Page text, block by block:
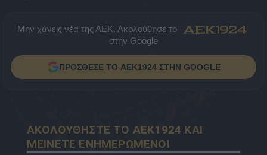
Μην χάνεις νέα της ΑΕΚ. Ακολούθησε το
στην Google
ΠΡΟΣΘΕΣΕ ΤΟ AEK1924 ΣΤΗΝ GOOGLE
ΑΚΟΛΟΥΘΗΣΤΕ ΤΟ AEK1924 ΚΑΙ
ΜΕΙΝΕΤΕ ΕΝΗΜΕΡΩΜΕΝΟΙ